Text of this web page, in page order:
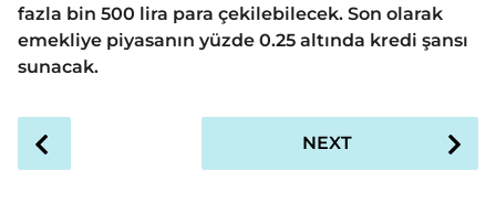
fazla bin 500 lira para çekilebilecek. Son olarak
emekliye piyasanın yüzde 0.25 altında kredi şansı
sunacak.
NEXT